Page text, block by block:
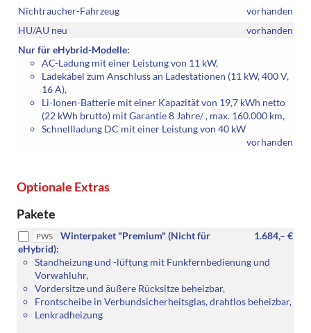
Nichtraucher-Fahrzeug
vorhanden
HU/AU neu
vorhanden
Nur für eHybrid-Modelle:
AC-Ladung mit einer Leistung von 11 kW,
Ladekabel zum Anschluss an Ladestationen (11 kW, 400 V,
16 A),
Li-Ionen-Batterie mit einer Kapazität von 19,7 kWh netto
(22 kWh brutto) mit Garantie 8 Jahre/ , max. 160.000 km,
Schnellladung DC mit einer Leistung von 40 kW
vorhanden
Optionale Extras
Pakete
PW5 1.684,– €
Winterpaket "Premium" (Nicht für
eHybrid):
Standheizung und -lüftung mit Funkfernbedienung und
Vorwahluhr,
Vordersitze und äußere Rücksitze beheizbar,
Frontscheibe in Verbundsicherheitsglas, drahtlos beheizbar,
Lenkradheizung